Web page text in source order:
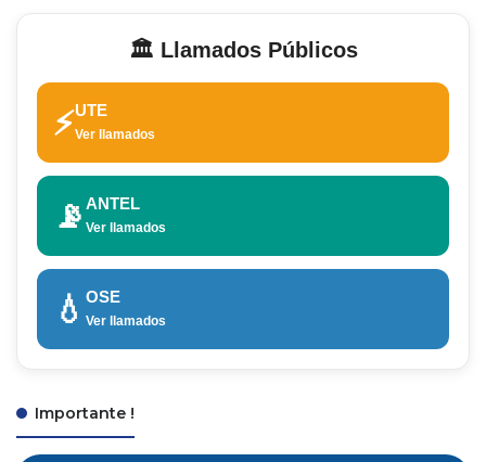
🏛️ Llamados Públicos
⚡UTE
Ver llamados
📡 ANTEL
Ver llamados
💧 OSE
Ver llamados
Importante !